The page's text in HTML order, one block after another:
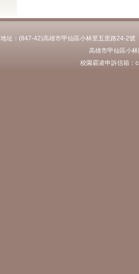
地址：(847-42)高雄市甲仙區小林里五里路24-2
高雄市甲仙區小
校園霸凌申訴信箱：